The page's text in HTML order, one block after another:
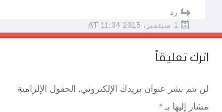
رد
1 سبتمبر، 2015 AT 11:34
اترك تعليقاً
لن يتم نشر عنوان بريدك الإلكتروني. الحقول الإلزامية
مشار إليها بـ *